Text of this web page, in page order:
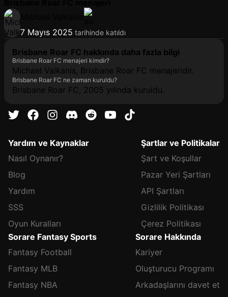
7 Mayıs 2025 tarihinde katıldı
Brisbane Roar FC hakkında daha fazla bilgi
Brisbane Roar FC menajeri kimdir?
Michael Valkanis, Brisbane Roar FC menajeridir.
Brisbane Roar FC ne zaman kuruldu?
Brisbane Roar FC, 2005 yılında kuruldu.
Yardım ve Kaynaklar
Nasıl Oynanır?
Blog
Yardım
SSS
Oyun Kuralları
Şartlar ve Politikalar
Şart ve Koşullar
Pazar Yeri Şartları
API Şartları
Gizlilik Politikası
Çerez Politikası
Sorare Fantasy Sports
Fantasy Football
Fantasy MLB
Fantasy NBA
Sorare Hakkında
Kariyer
Oluşturucu Programı
Arkadaşlarını davet et